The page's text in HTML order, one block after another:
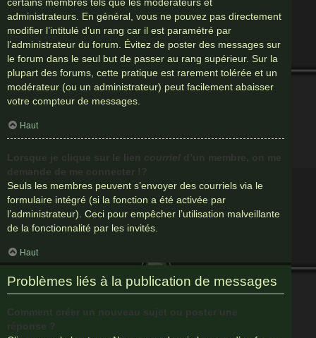
certains membres tels que les modérateurs et
administrateurs. En général, vous ne pouvez pas directement
modifier l’intitulé d’un rang car il est paramétré par
l’administrateur du forum. Évitez de poster des messages sur
le forum dans le seul but de passer au rang supérieur. Sur la
plupart des forums, cette pratique est rarement tolérée et un
modérateur (ou un administrateur) peut facilement abaisser
votre compteur de messages.
Haut
Seuls les membres peuvent s’envoyer des courriels via le
formulaire intégré (si la fonction a été activée par
l’administrateur). Ceci pour empêcher l’utilisation malveillante
de la fonctionnalité par les invités.
Haut
Problèmes liés à la publication de messages
Comment créer un nouveau sujet ou poster une
réponse ?